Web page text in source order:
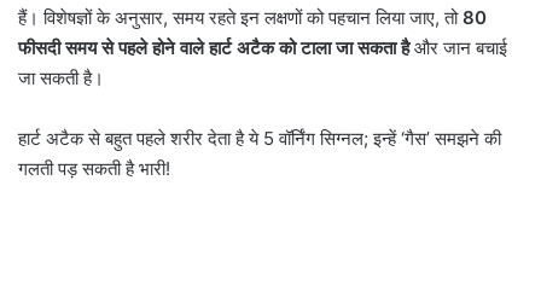
हैं। विशेषज्ञों के अनुसार, समय रहते इन लक्षणों को पहचान लिया जाए, तो80
फीसदी समय से पहले होने वाले हार्ट अटैक को टाला जा सकता हैऔर जान बचाई
जा सकती है।
हार्ट अटैक से बहुत पहले शरीर देता है ये 5 वॉर्निंग सिग्नल; इन्हें ‘गैस’ समझने की
गलती पड़ सकती है भारी!